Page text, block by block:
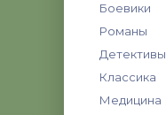
Боевики
Романы
Детективы
Классика
Медицина